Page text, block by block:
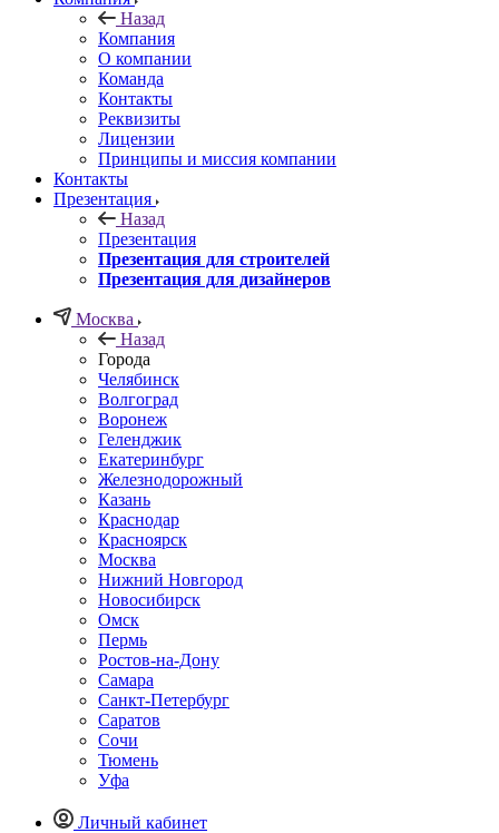
Назад
Компания
О компании
Команда
Контакты
Реквизиты
Лицензии
Принципы и миссия компании
Контакты
Презентация
Назад
Презентация
Презентация для строителей
Презентация для дизайнеров
Москва
Назад
Города
Челябинск
Волгоград
Воронеж
Геленджик
Екатеринбург
Железнодорожный
Казань
Краснодар
Красноярск
Москва
Нижний Новгород
Новосибирск
Омск
Пермь
Ростов-на-Дону
Самара
Санкт-Петербург
Саратов
Сочи
Тюмень
Уфа
Личный кабинет